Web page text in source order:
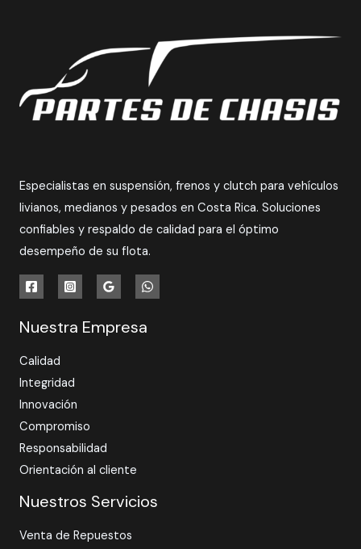
Especialistas en suspensión, frenos y clutch para vehículos
livianos, medianos y pesados en Costa Rica. Soluciones
confiables y respaldo de calidad para el óptimo
desempeño de su flota.
Nuestra Empresa
Calidad
Integridad
Innovación
Compromiso
Responsabilidad
Orientación al cliente
Nuestros Servicios
Venta de Repuestos